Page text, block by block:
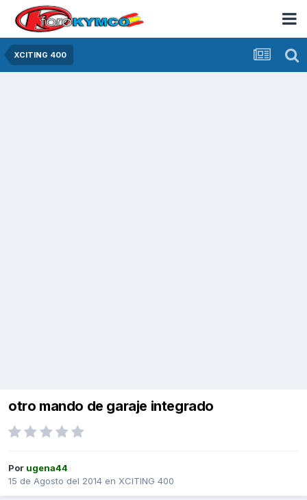
XCITING 400
otro mando de garaje integrado
Por ugena44
15 de Agosto del 2014 en XCITING 400